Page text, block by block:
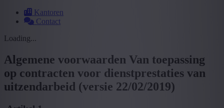
Kantoren
Contact
Loading...
Algemene voorwaarden Van toepassing
op contracten voor dienstprestaties van
uitzendarbeid (versie 22/02/2019)